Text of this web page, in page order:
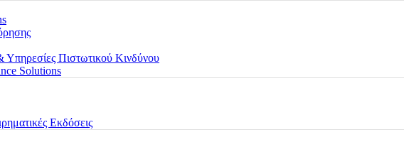
Πιστωτικού Κινδύνου
Solutions
Εκδόσεις